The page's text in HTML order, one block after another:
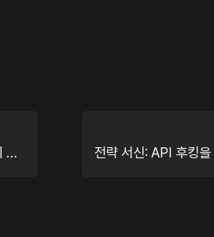
커뮤니케이션의 효율성과 따뜻함 사이 어딘가…